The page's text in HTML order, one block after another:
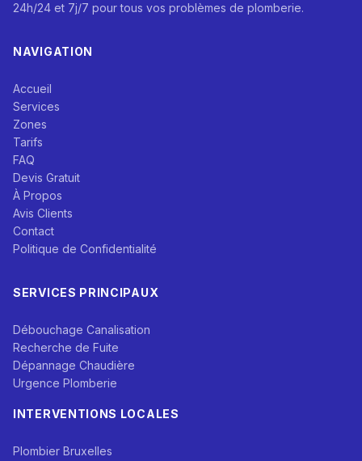
24h/24 et 7j/7 pour tous vos problèmes de plomberie.
NAVIGATION
Accueil
Services
Zones
Tarifs
FAQ
Devis Gratuit
À Propos
Avis Clients
Contact
Politique de Confidentialité
SERVICES PRINCIPAUX
Débouchage Canalisation
Recherche de Fuite
Dépannage Chaudière
Urgence Plomberie
INTERVENTIONS LOCALES
Plombier Bruxelles